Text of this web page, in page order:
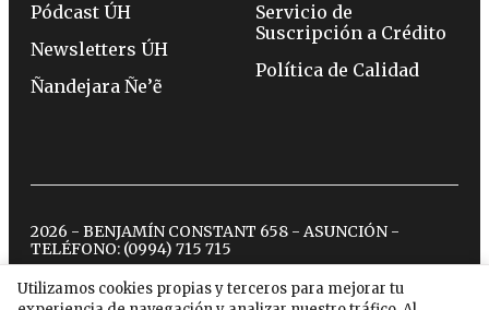
Utilizamos cookies propias y terceros para mejorar tu
Pódcast ÚH
Newsletters ÚH
Ñandejara Ñe’ẽ
Servicio de
Suscripción a Crédito
Política de Calidad
2026 - BENJAMÍN CONSTANT 658 - ASUNCIÓN -
TELÉFONO: (0994) 715 715